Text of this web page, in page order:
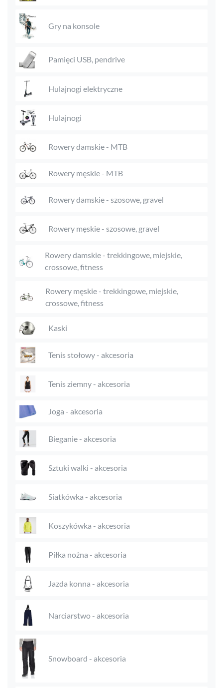
Gry na konsole
Pamięci USB, pendrive
Hulajnogi elektryczne
Hulajnogi
Rowery damskie - MTB
Rowery męskie - MTB
Rowery damskie - szosowe, gravel
Rowery męskie - szosowe, gravel
Rowery damskie - trekkingowe, miejskie,
crossowe, fitness
Rowery męskie - trekkingowe, miejskie,
crossowe, fitness
Kaski
Tenis stołowy - akcesoria
Tenis ziemny - akcesoria
Joga - akcesoria
Bieganie - akcesoria
Sztuki walki - akcesoria
Siatkówka - akcesoria
Koszykówka - akcesoria
Piłka nożna - akcesoria
Jazda konna - akcesoria
Narciarstwo - akcesoria
Snowboard - akcesoria